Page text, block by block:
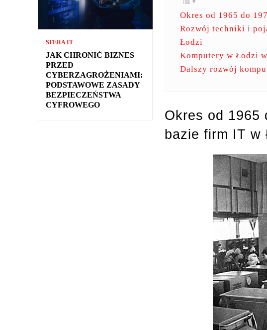
SFERA IT
JAK CHRONIĆ BIZNES
PRZED
CYBERZAGROŻENIAMI:
PODSTAWOWE ZASADY
BEZPIECZEŃSTWA
CYFROWEGO
Okres od 1965 do
Rozwój techniki i
Łodzi
Komputery w Łodzi
Dalszy rozwój
Okres od 1965
bazie firm IT w